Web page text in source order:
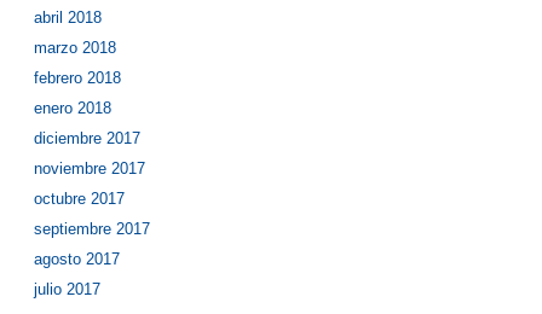
abril 2018
marzo 2018
febrero 2018
enero 2018
diciembre 2017
noviembre 2017
octubre 2017
septiembre 2017
agosto 2017
julio 2017